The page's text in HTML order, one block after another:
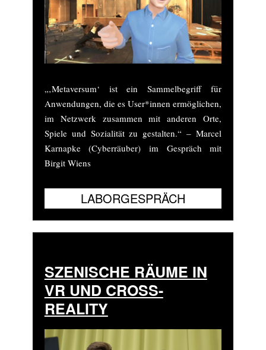
„‚Metaversum‘ ist ein Sammelbegriff für
Anwendungen, die es User*innen ermöglichen,
im Netzwerk zusammen mit anderen Orte,
Spiele und Sozialität zu gestalten.“ – Marcel
Karnapke (Cyberräuber) im Gespräch mit
Birgit Wiens
SZENISCHE RÄUME IN
VR UND CROSS-
REALITY